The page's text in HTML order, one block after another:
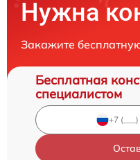
Нужна
Закажите
Бесплатная
специалистом